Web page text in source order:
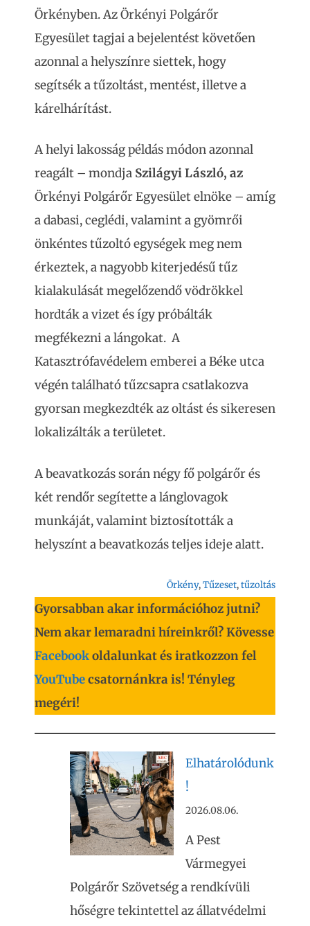
Örkényben. Az Örkényi Polgárőr
Egyesület tagjai a bejelentést követően
azonnal a helyszínre siettek, hogy
segítsék a tűzoltást, mentést, illetve a
kárelhárítást.
A helyi lakosság példás módon azonnal
reagált – mondja Szilágyi László, az
Örkényi Polgárőr Egyesület elnöke – amíg
a dabasi, ceglédi, valamint a gyömrői
önkéntes tűzoltó egységek meg nem
érkeztek, a nagyobb kiterjedésű tűz
kialakulását megelőzendő vödrökkel
hordták a vizet és így próbálták
megfékezni a lángokat. A
Katasztrófavédelem emberei a Béke utca
végén található tűzcsapra csatlakozva
gyorsan megkezdték az oltást és sikeresen
lokalizálták a területet.
A beavatkozás során négy fő polgárőr és
két rendőr segítette a lánglovagok
munkáját, valamint biztosították a
helyszínt a beavatkozás teljes ideje alatt.
Örkény, Tűzeset, tűzoltás
Gyorsabban akar információhoz jutni?
Nem akar lemaradni híreinkről? Kövesse
Facebookoldalunkat és iratkozzon fel
YouTubecsatornánkra is! Tényleg
megéri!
Elhatárolódunk
!
2026.08.06.
A Pest
Vármegyei
Polgárőr Szövetség a rendkívüli
hőségre tekintettel az állatvédelmi